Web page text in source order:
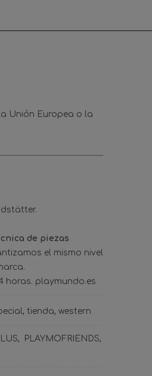
Unión Europea o la
de piezas
el mismo nivel
horas. playmundo.es
tienda western
PLAYMOFRIENDS